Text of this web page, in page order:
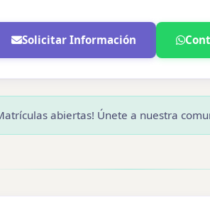
Solicitar Información
abiertas! Únete a nuestra